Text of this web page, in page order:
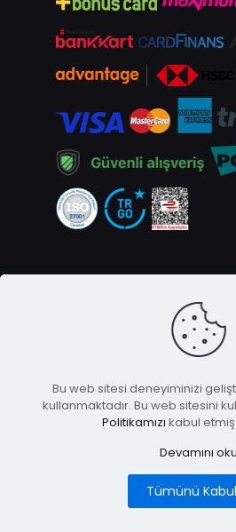
© 2025 Imagopsikoloji | Tüm
Bu web sitesi deneyiminizi
kullanmaktadır. Bu web sitesini
Politikamızı kabul
Devamını oku
Tümünü